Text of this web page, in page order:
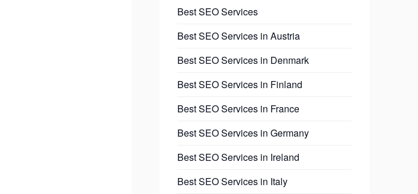
Best SEO Services
Best SEO Services in Austria
Best SEO Services in Denmark
Best SEO Services in Finland
Best SEO Services in France
Best SEO Services in Germany
Best SEO Services in Ireland
Best SEO Services in Italy